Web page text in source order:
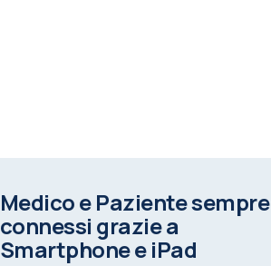
Medico e Paziente sempre
connessi grazie a
Smartphone e iPad